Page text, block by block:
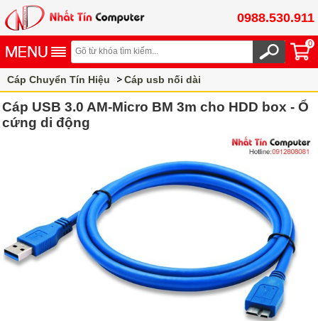
0988.530.911
0
Cáp Chuyển Tín Hiệu Cáp usb nối dài
Cáp USB 3.0 AM-Micro BM 3m cho HDD box - Ổ
cứng di động